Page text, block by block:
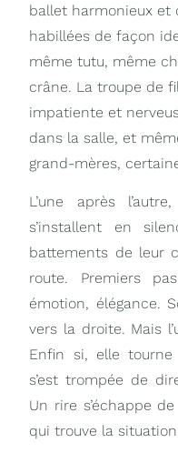
ballet harmonieux et
habillées de façon
même tutu, même
crâne. La troupe de
impatiente et
dans la salle, et
grand-mères,
L’une après
s’installent en
battements de leur
route. Premiers
émotion, élégance.
vers la droite. Mais
Enfin si, elle
s’est trompée de
Un rire s’échappe
qui trouve la